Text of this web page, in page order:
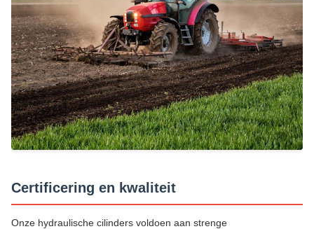
Certificering en kwaliteit
Onze hydraulische cilinders voldoen aan strenge